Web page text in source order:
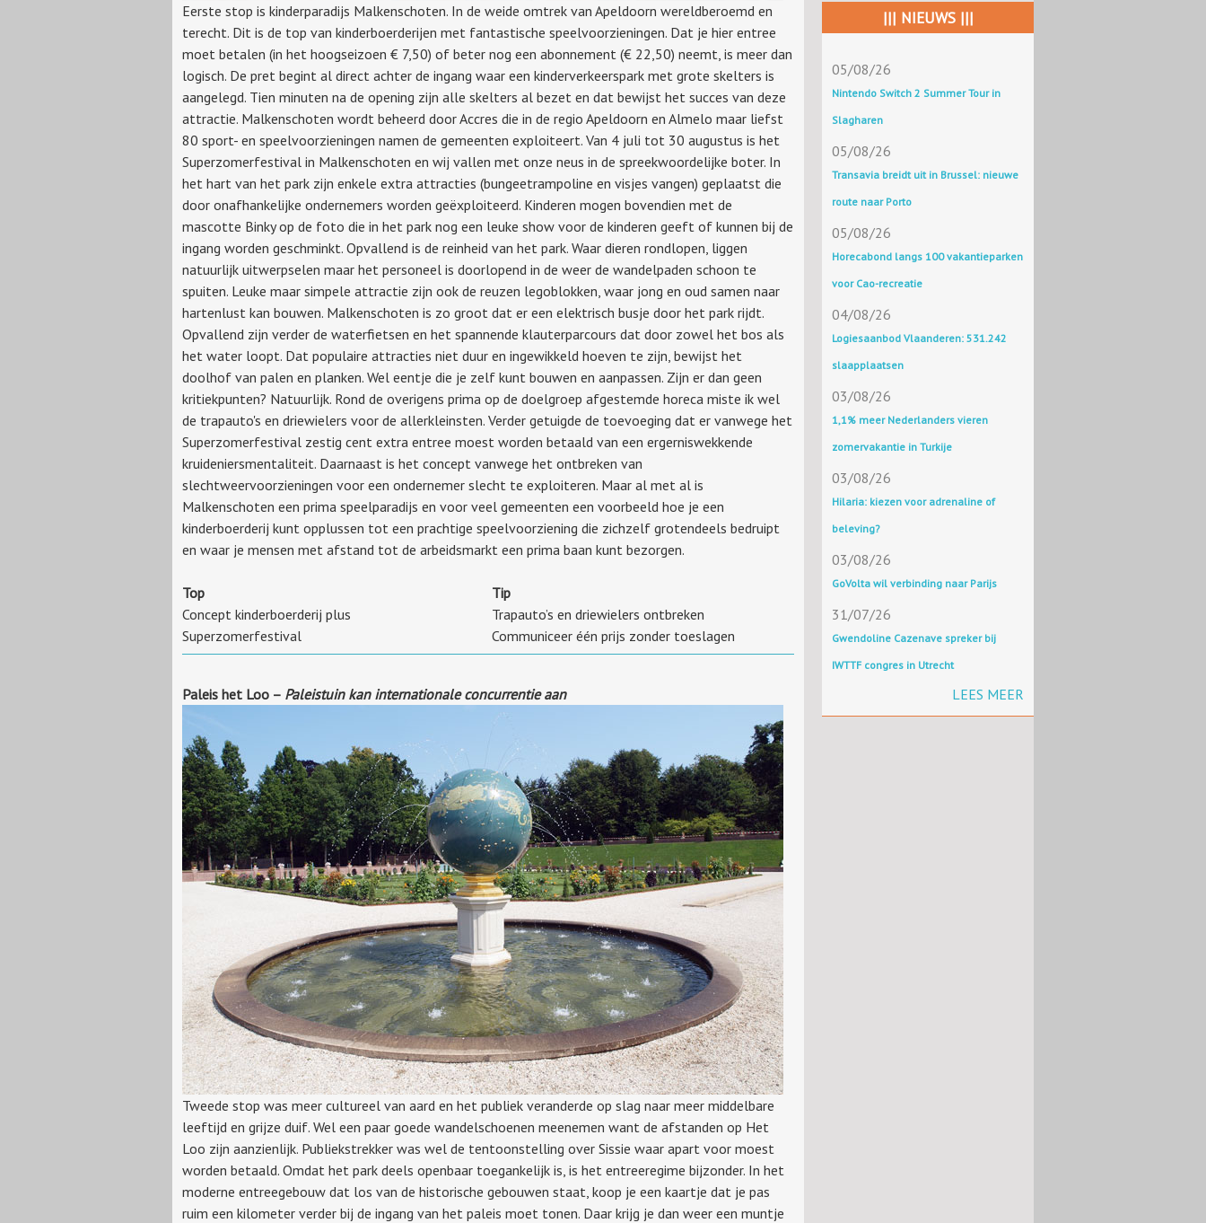
Eerste stop is kinderparadijs Malkenschoten. In de weide omtrek van Apeldoorn wereldberoemd en
terecht. Dit is de top van kinderboerderijen met fantastische speelvoorzieningen. Dat je hier entree
moet betalen (in het hoogseizoen € 7,50) of beter nog een abonnement (€ 22,50) neemt, is meer dan
logisch. De pret begint al direct achter de ingang waar een kinderverkeerspark met grote skelters is
aangelegd. Tien minuten na de opening zijn alle skelters al bezet en dat bewijst het succes van deze
attractie. Malkenschoten wordt beheerd door Accres die in de regio Apeldoorn en Almelo maar liefst
80 sport- en speelvoorzieningen namen de gemeenten exploiteert. Van 4 juli tot 30 augustus is het
Superzomerfestival in Malkenschoten en wij vallen met onze neus in de spreekwoordelijke boter. In
het hart van het park zijn enkele extra attracties (bungeetrampoline en visjes vangen) geplaatst die
door onafhankelijke ondernemers worden geëxploiteerd. Kinderen mogen bovendien met de
mascotte Binky op de foto die in het park nog een leuke show voor de kinderen geeft of kunnen bij de
ingang worden geschminkt. Opvallend is de reinheid van het park. Waar dieren rondlopen, liggen
natuurlijk uitwerpselen maar het personeel is doorlopend in de weer de wandelpaden schoon te
spuiten. Leuke maar simpele attractie zijn ook de reuzen legoblokken, waar jong en oud samen naar
hartenlust kan bouwen. Malkenschoten is zo groot dat er een elektrisch busje door het park rijdt.
Opvallend zijn verder de waterfietsen en het spannende klauterparcours dat door zowel het bos als
het water loopt. Dat populaire attracties niet duur en ingewikkeld hoeven te zijn, bewijst het
doolhof van palen en planken. Wel eentje die je zelf kunt bouwen en aanpassen. Zijn er dan geen
kritiekpunten? Natuurlijk. Rond de overigens prima op de doelgroep afgestemde horeca miste ik wel
de trapauto's en driewielers voor de allerkleinsten. Verder getuigde de toevoeging dat er vanwege het
Superzomerfestival zestig cent extra entree moest worden betaald van een ergerniswekkende
kruideniersmentaliteit. Daarnaast is het concept vanwege het ontbreken van
slechtweervoorzieningen voor een ondernemer slecht te exploiteren. Maar al met al is
Malkenschoten een prima speelparadijs en voor veel gemeenten een voorbeeld hoe je een
kinderboerderij kunt opplussen tot een prachtige speelvoorziening die zichzelf grotendeels bedruipt
en waar je mensen met afstand tot de arbeidsmarkt een prima baan kunt bezorgen.
Top
Tip
Concept kinderboerderij plus
Trapauto’s en driewielers ontbreken
Superzomerfestival
Communiceer één prijs zonder toeslagen
Paleis het Loo – Paleistuin kan internationale concurrentie aan
Tweede stop was meer cultureel van aard en het publiek veranderde op slag naar meer middelbare
leeftijd en grijze duif. Wel een paar goede wandelschoenen meenemen want de afstanden op Het
Loo zijn aanzienlijk. Publiekstrekker was wel de tentoonstelling over Sissie waar apart voor moest
worden betaald. Omdat het park deels openbaar toegankelijk is, is het entreeregime bijzonder. In het
moderne entreegebouw dat los van de historische gebouwen staat, koop je een kaartje dat je pas
ruim een kilometer verder bij de ingang van het paleis moet tonen. Daar krijg je dan weer een muntje
||| NIEUWS |||
05/08/26
Nintendo Switch 2 Summer Tour in
Slagharen
05/08/26
Transavia breidt uit in Brussel: nieuwe
route naar Porto
05/08/26
Horecabond langs 100 vakantieparken
voor Cao-recreatie
04/08/26
Logiesaanbod Vlaanderen: 531.242
slaapplaatsen
03/08/26
1,1% meer Nederlanders vieren
zomervakantie in Turkije
03/08/26
Hilaria: kiezen voor adrenaline of
beleving?
03/08/26
GoVolta wil verbinding naar Parijs
31/07/26
Gwendoline Cazenave spreker bij
IWTTF congres in Utrecht
LEES MEER